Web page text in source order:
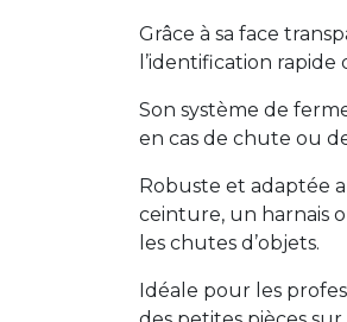
Grâce à sa face
l’identification
Son système de
en cas de chute ou
Robuste et adaptée
ceinture, un harnais
les chutes d’objets.
Idéale pour les